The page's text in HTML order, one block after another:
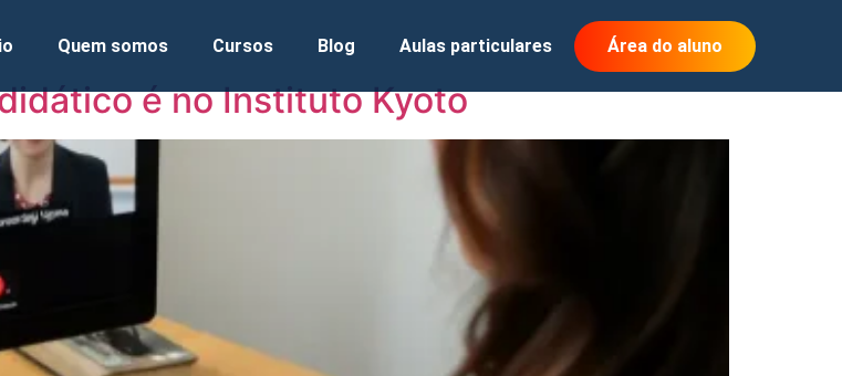
Quem somos Cursos Blog Aulas particulares Área do aluno
é no Instituto Kyoto